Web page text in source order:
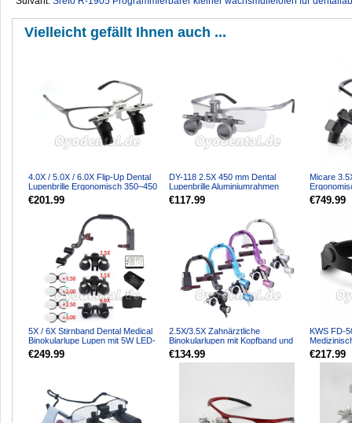
Vielleicht gefällt Ihnen auch ...
4.0X / 5.0X / 6.0X Flip-Up Dental
Lupenbrille Ergonomisch 350–450
mm
€201.99
DY-118 2.5X 450 mm Dental
Lupenbrille Aluminiumrahmen
Einstellbarer Pupillenabst...
€117.99
Micare
€749.99
5X / 6X Stirnband Dental Medical
Binokularlupe Lupen mit 5W LED-
Scheinwerfer
€249.99
2.5X/3.5X Zahnärztliche
Binokularlupen mit Kopfband und
5W LED-Scheinwerfer
€134.99
KWS FD-
€217.99